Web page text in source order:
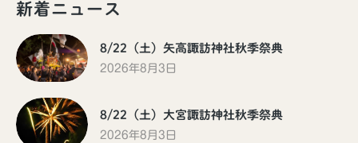
新着ニュース
8/22（土）矢高諏訪神社秋季祭典
2026年8月3日
8/22（土）大宮諏訪神社秋季祭典
2026年8月3日